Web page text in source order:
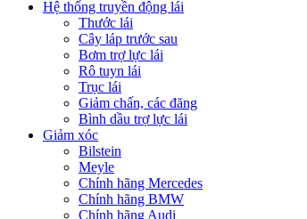
Hệ thống truyền động lái
Thước lái
Cây láp trước sau
Bơm trợ lực lái
Rô tuyn lái
Trục lái
Giảm chấn, các đăng
Bình dầu trợ lực lái
Giảm xóc
Bilstein
Meyle
Chính hãng Mercedes
Chính hãng BMW
Chính hãng Audi